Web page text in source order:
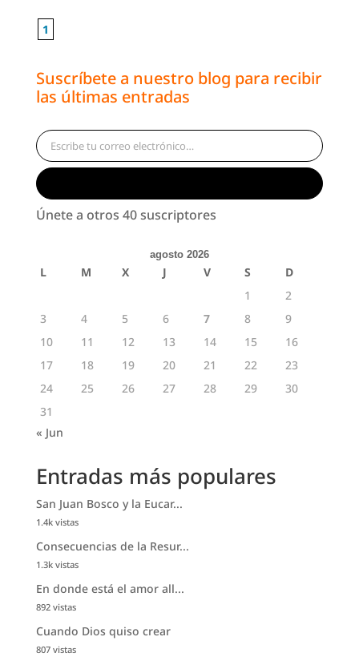
1
Suscríbete a nuestro blog para recibir
las últimas entradas
Escribe tu correo electrónico…
Únete a otros 40 suscriptores
agosto 2026
L M X J V S
D
1
2
3
4 5 6 7 8
9
10
11 12 13 14 15
16
17
18 19 20 21 22
23
24
25 26 27 28 29
30
31
« Jun
Entradas más populares
San Juan Bosco y la Eucar...
1.4k vistas
Consecuencias de la Resur...
1.3k vistas
En donde está el amor all...
892 vistas
Cuando Dios quiso crear
807 vistas